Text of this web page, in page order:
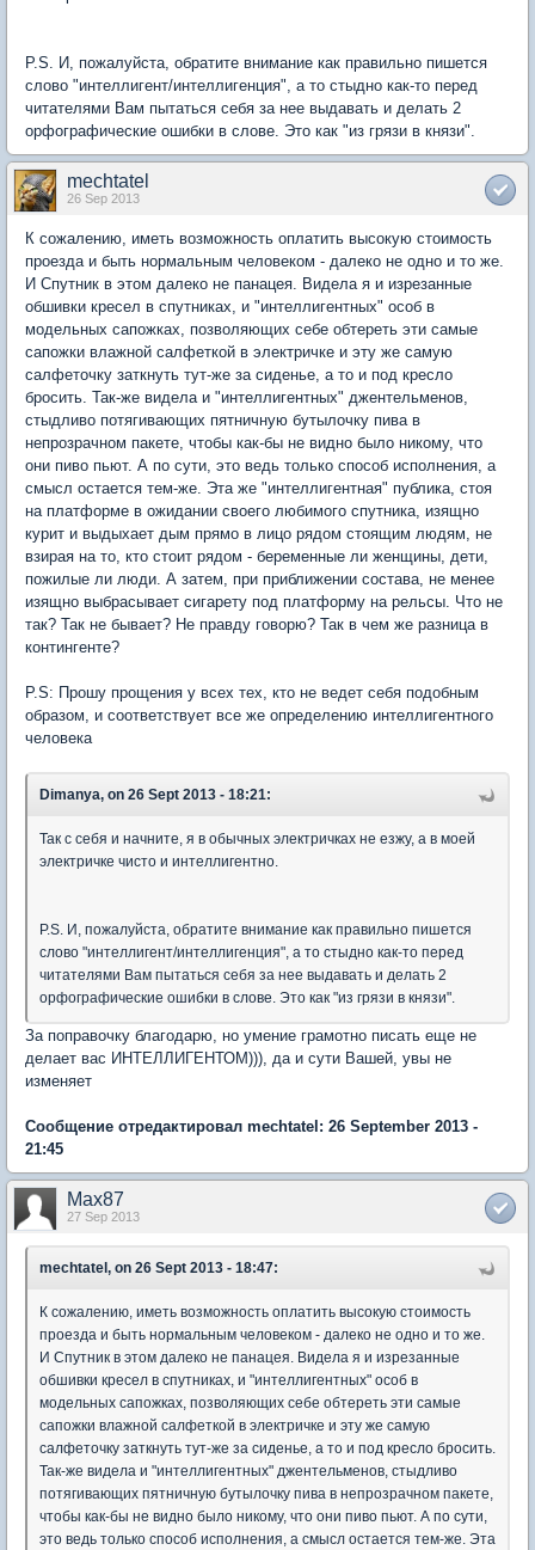
P.S. И, пожалуйста, обратите внимание как правильно пишется
слово "интеллигент/интеллигенция", а то стыдно как-то перед
читателями Вам пытаться себя за нее выдавать и делать 2
орфографические ошибки в слове. Это как "из грязи в князи".
mechtatel
26 Sep 2013
К сожалению, иметь возможность оплатить высокую стоимость
проезда и быть нормальным человеком - далеко не одно и то же.
И Спутник в этом далеко не панацея. Видела я и изрезанные
обшивки кресел в спутниках, и "интеллигентных" особ в
модельных сапожках, позволяющих себе обтереть эти самые
сапожки влажной салфеткой в электричке и эту же самую
салфеточку заткнуть тут-же за сиденье, а то и под кресло
бросить. Так-же видела и "интеллигентных" джентельменов,
стыдливо потягивающих пятничную бутылочку пива в
непрозрачном пакете, чтобы как-бы не видно было никому, что
они пиво пьют. А по сути, это ведь только способ исполнения, а
смысл остается тем-же. Эта же "интеллигентная" публика, стоя
на платформе в ожидании своего любимого спутника, изящно
курит и выдыхает дым прямо в лицо рядом стоящим людям, не
взирая на то, кто стоит рядом - беременные ли женщины, дети,
пожилые ли люди. А затем, при приближении состава, не менее
изящно выбрасывает сигарету под платформу на рельсы. Что не
так? Так не бывает? Не правду говорю? Так в чем же разница в
контингенте?
P.S: Прошу прощения у всех тех, кто не ведет себя подобным
образом, и соответствует все же определению интеллигентного
человека
Dimanya, on 26 Sept 2013 - 18:21:
Так с себя и начните, я в обычных электричках не езжу, а в моей
электричке чисто и интеллигентно.
P.S. И, пожалуйста, обратите внимание как правильно пишется
слово "интеллигент/интеллигенция", а то стыдно как-то перед
читателями Вам пытаться себя за нее выдавать и делать 2
орфографические ошибки в слове. Это как "из грязи в князи".
За поправочку благодарю, но умение грамотно писать еще не
делает вас ИНТЕЛЛИГЕНТОМ))), да и сути Вашей, увы не
изменяет
Сообщение отредактировал mechtatel: 26 September 2013 -
21:45
Max87
27 Sep 2013
mechtatel, on 26 Sept 2013 - 18:47:
К сожалению, иметь возможность оплатить высокую стоимость
проезда и быть нормальным человеком - далеко не одно и то же.
И Спутник в этом далеко не панацея. Видела я и изрезанные
обшивки кресел в спутниках, и "интеллигентных" особ в
модельных сапожках, позволяющих себе обтереть эти самые
сапожки влажной салфеткой в электричке и эту же самую
салфеточку заткнуть тут-же за сиденье, а то и под кресло бросить.
Так-же видела и "интеллигентных" джентельменов, стыдливо
потягивающих пятничную бутылочку пива в непрозрачном пакете,
чтобы как-бы не видно было никому, что они пиво пьют. А по сути,
это ведь только способ исполнения, а смысл остается тем-же. Эта